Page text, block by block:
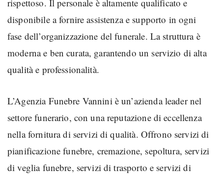
rispettoso. Il personale è altamente qualificato e
disponibile a fornire assistenza e supporto in ogni
fase dell’organizzazione del funerale. La struttura è
moderna e ben curata, garantendo un servizio di alta
qualità e professionalità.
L’Agenzia Funebre Vannini è un’azienda leader nel
settore funerario, con una reputazione di eccellenza
nella fornitura di servizi di qualità. Offrono servizi di
pianificazione funebre, cremazione, sepoltura, servizi
di veglia funebre, servizi di trasporto e servizi di